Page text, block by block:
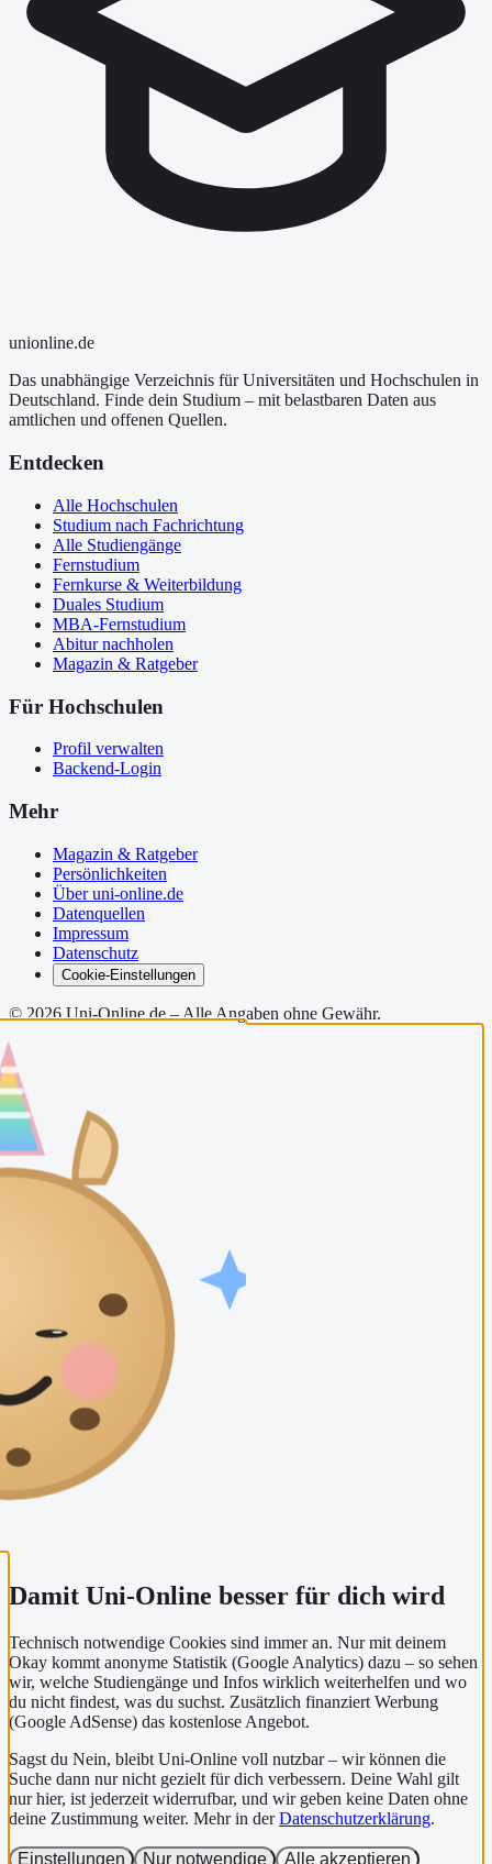
unionline.de
Das unabhängige Verzeichnis für Universitäten und Hochschulen in
Deutschland. Finde dein Studium – mit belastbaren Daten aus
amtlichen und offenen Quellen.
Entdecken
Alle Hochschulen
Studium nach Fachrichtung
Alle Studiengänge
Fernstudium
Fernkurse & Weiterbildung
Duales Studium
MBA-Fernstudium
Abitur nachholen
Magazin & Ratgeber
Für Hochschulen
Profil verwalten
Backend-Login
Mehr
Magazin & Ratgeber
Persönlichkeiten
Über uni-online.de
Datenquellen
Impressum
Datenschutz
Cookie-Einstellungen
© 2026 Uni-Online.de – Alle Angaben ohne Gewähr.
Damit Uni-Online besser für dich wird
Technisch notwendige Cookies sind immer an. Nur mit deinem
Okay kommt anonyme Statistik (Google Analytics) dazu – so sehen
wir, welche Studiengänge und Infos wirklich weiterhelfen und wo
du nicht findest, was du suchst. Zusätzlich finanziert Werbung
(Google AdSense) das kostenlose Angebot.
Sagst du Nein, bleibt Uni-Online voll nutzbar – wir können die
Suche dann nur nicht gezielt für dich verbessern. Deine Wahl gilt
nur hier, ist jederzeit widerrufbar, und wir geben keine Daten ohne
deine Zustimmung weiter. Mehr in der Datenschutzerklärung.
Einstellungen Nur notwendige Alle akzeptieren